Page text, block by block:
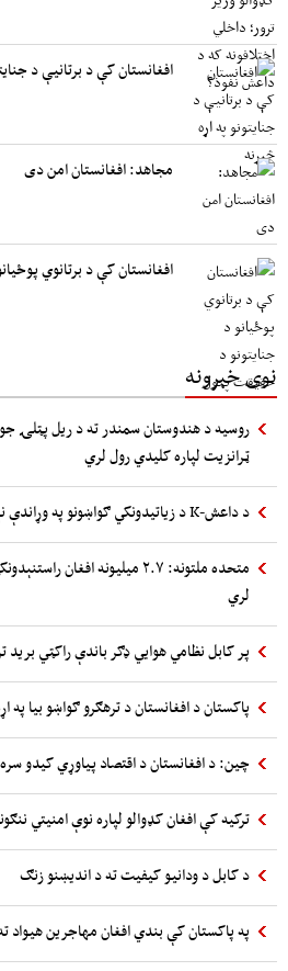
افغانستان کې د برتانیې د
مجاهد: افغانستان امن دی
افغانستان کې د برتانوي
نوی خبرونه
روسیه د هندوستان سمندر ته د ریل پټلۍ
ټرانزیت لپاره کلیدي رول لري
د داعش-K د زیاتیدونکي ګواښونو په وړاندې نړیواله همکاري اړینه ده
متحده ملتونه: ۲.۷ میلیونه
لري
پر کابل نظامي هوایي ډګر باندې راکټي برید
پاکستان د افغانستان د ترهګرو ګواښو بیا په
چین: د افغانستان د اقتصاد پیاوړي کیدو
ترکیه کې افغان کډوالو لپاره نوې امنیتي
د کابل د ودانیو کیفیت ته د اندیښنو زنګ
په پاکستان کې بندي افغان مهاجرین هیواد